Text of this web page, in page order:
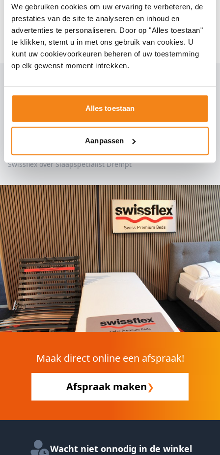
We gebruiken cookies om uw ervaring te verbeteren, de
prestaties van de site te analyseren en inhoud en
advertenties te personaliseren. Door op "Alles toestaan"
te klikken, stemt u in met ons gebruik van cookies. U
kunt uw cookievoorkeuren beheren of uw toestemming
op elk gewenst moment intrekken.
Alles toestaan
Aanpassen
wij een scala aandekbeddenenhoofdkussens
die uw slaapervaring compleet maken. Bezoek
onze showroom en vind het ideale bed dat aan
al uw wensen voldoet. Uw droombed wacht op
u bij Slaapspecialist Drempt.
Fantastisch hoe alles werkt
Swissflex over Slaapspecialist Drempt
Maak direct online een afspraak!
Afspraak maken❯
Wacht niet onnodig in de winkel